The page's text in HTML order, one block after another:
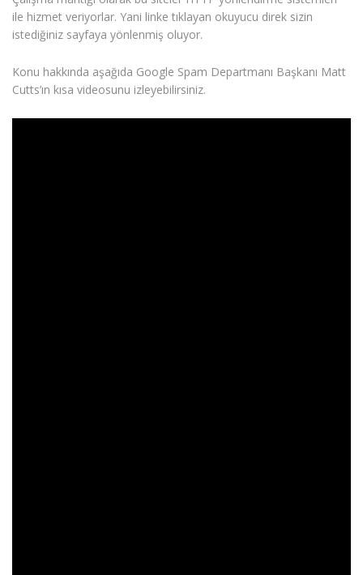
ile hizmet veriyorlar. Yani linke tıklayan okuyucu direk sizin
istediğiniz sayfaya yönlenmiş oluyor.
Konu hakkında aşağıda Google Spam Departmanı Başkanı Matt
Cutts’ın kısa videosunu izleyebilirsiniz.